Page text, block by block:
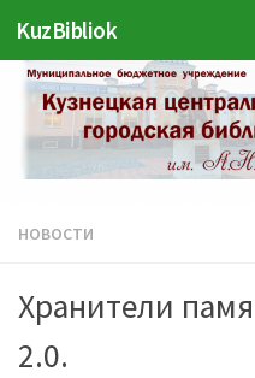
Перейти к содержимому
KuzBibliok
НОВОСТИ
Хранители
2.0.